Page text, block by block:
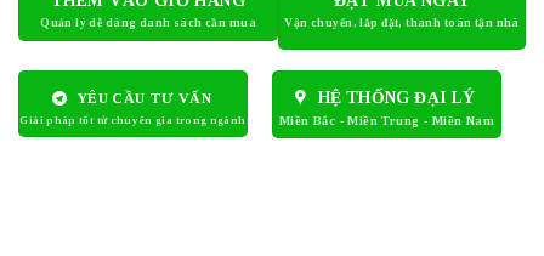
YÊU CẦU TƯ VẤN HỆ THỐNG ĐẠI LÝ